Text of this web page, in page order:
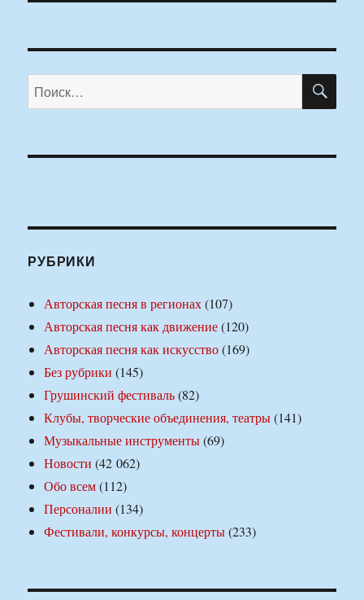
Искать:
РУБРИКИ
Авторская песня в регионах(107)
Авторская песня как движение(120)
Авторская песня как искусство(169)
Без рубрики (145)
Грушинский фестиваль(82)
Клубы, творческие объединения, театры(141)
Музыкальные инструменты(69)
Новости (42 062)
Обо всем(112)
Персоналии (134)
Фестивали, конкурсы, концерты(233)